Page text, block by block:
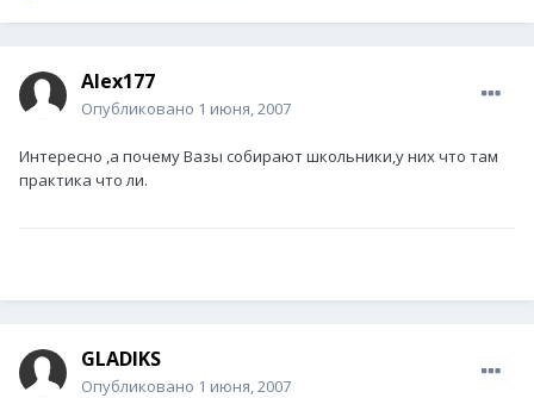
Alex177
Опубликовано 1 июня, 2007
Интересно ,а почему Вазы собирают школьники,у них что там
практика что ли.
GLADIKS
Опубликовано 1 июня, 2007